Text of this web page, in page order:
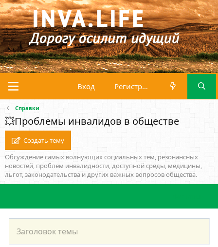
Вход Регистрация
Справки
💥Проблемы инвалидов в обществе
Создать тему
Обсуждение самых волнующих социальных тем, резонансных
новостей, проблем инвалидности, доступной среды, медицины,
льгот, законодательства и других важных вопросов общества.